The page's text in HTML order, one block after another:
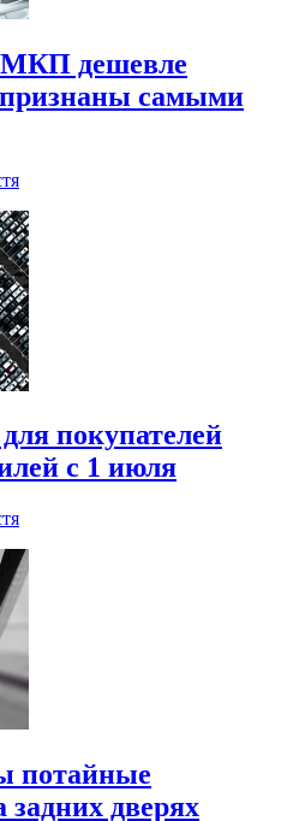
дешевле
признаны самыми
покупателей
с 1 июля
потайные
дверях